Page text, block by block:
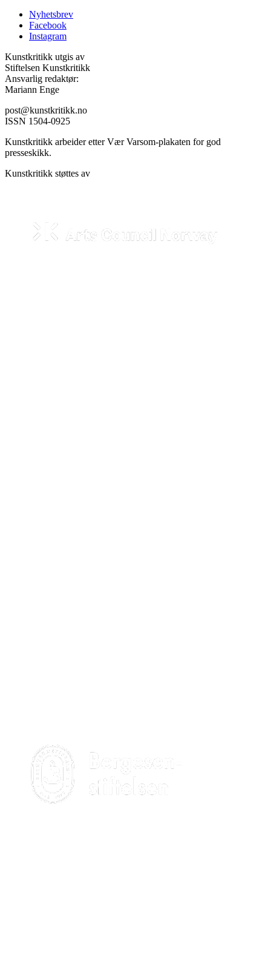
Nyhetsbrev
Facebook
Instagram
Kunstkritikk utgis av
Stiftelsen Kunstkritikk
Ansvarlig redaktør:
Mariann Enge
post@kunstkritikk.no
ISSN 1504-0925
Kunstkritikk arbeider etter Vær Varsom-plakaten for god
presseskikk.
Kunstkritikk støttes av